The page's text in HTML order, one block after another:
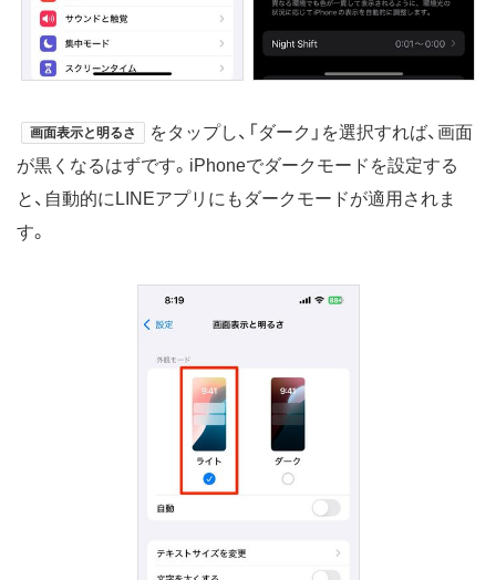
画面表示と明るさ
をタップし、「ダーク」を選択すれば、画面
が黒くなるはずです。iPhoneでダークモードを設定する
と、自動的にLINEアプリにもダークモードが適用されま
す。